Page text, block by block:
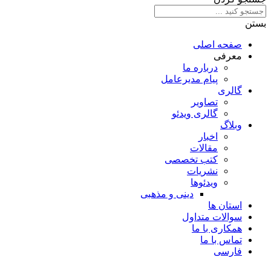
بستن
صفحه اصلی
معرفی
درباره ما
پیام مدیرعامل
گالری
تصاویر
گالری ویدئو
وبلاگ
اخبار
مقالات
کتب تخصصی
نشریات
ویدئوها
دینی و مذهبی
استان ها
سوالات متداول
همکاری با ما
تماس با ما
فارسی